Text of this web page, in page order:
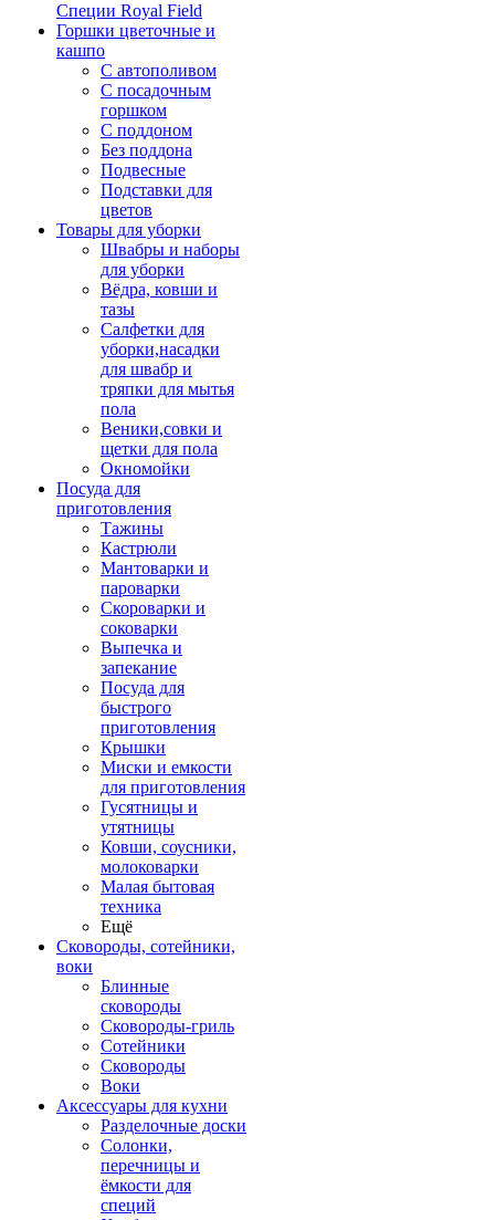
Специи Royal Field
Горшки цветочные и
кашпо
С автополивом
С посадочным
горшком
С поддоном
Без поддона
Подвесные
Подставки для
цветов
Товары для уборки
Швабры и наборы
для уборки
Вёдра, ковши и
тазы
Салфетки для
уборки,насадки
для швабр и
тряпки для мытья
пола
Веники,совки и
щетки для пола
Окномойки
Посуда для
приготовления
Тажины
Кастрюли
Мантоварки и
пароварки
Скороварки и
соковарки
Выпечка и
запекание
Посуда для
быстрого
приготовления
Крышки
Миски и емкости
для приготовления
Гусятницы и
утятницы
Ковши, соусники,
молоковарки
Малая бытовая
техника
Ещё
Сковороды, сотейники,
воки
Блинные
сковороды
Сковороды-гриль
Сотейники
Сковороды
Воки
Аксессуары для кухни
Разделочные доски
Солонки,
перечницы и
ёмкости для
специй